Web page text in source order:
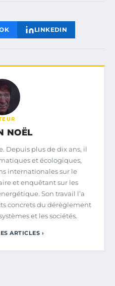
LINKEDIN
NOËL
Depuis plus de dix ans, il
et écologiques,
internationales sur le
et enquêtant sur les
Son travail l’a
concrets du dérèglement
et les sociétés.
ARTICLES ›